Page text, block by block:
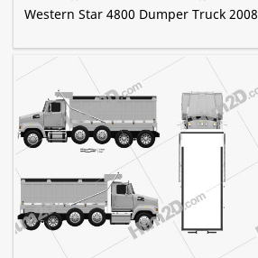
Western Star 4800 Dumper Truck 2008